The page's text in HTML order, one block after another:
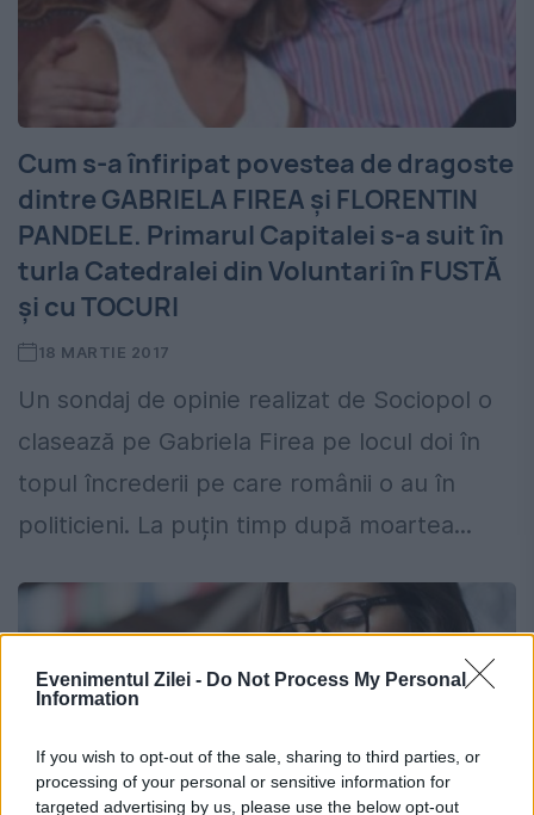
Evenimentul Zilei - Do Not Process My Personal
Information
If you wish to opt-out of the sale, sharing to third parties, or
processing of your personal or sensitive information for
targeted advertising by us, please use the below opt-out
Cum s-a înfiripat povestea de dragoste
dintre GABRIELA FIREA și FLORENTIN
PANDELE. Primarul Capitalei s-a suit în
turla Catedralei din Voluntari în FUSTĂ
și cu TOCURI
18 MARTIE 2017
Un sondaj de opinie realizat de Sociopol o
clasează pe Gabriela Firea pe locul doi în
topul încrederii pe care românii o au în
politicieni. La puțin timp după moartea...